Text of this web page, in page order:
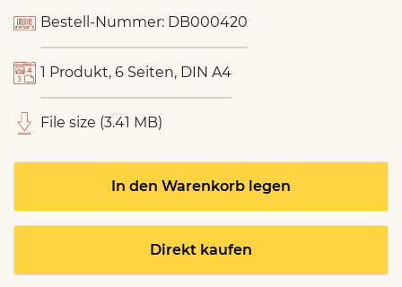
Bestell-Nummer: DB000420
1 Produkt, 6 Seiten, DIN A4
File size (3.41 MB)
In den Warenkorb legen
Direkt kaufen